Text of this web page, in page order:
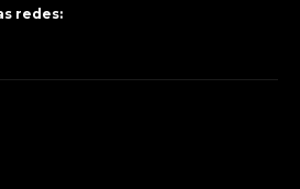
redes: